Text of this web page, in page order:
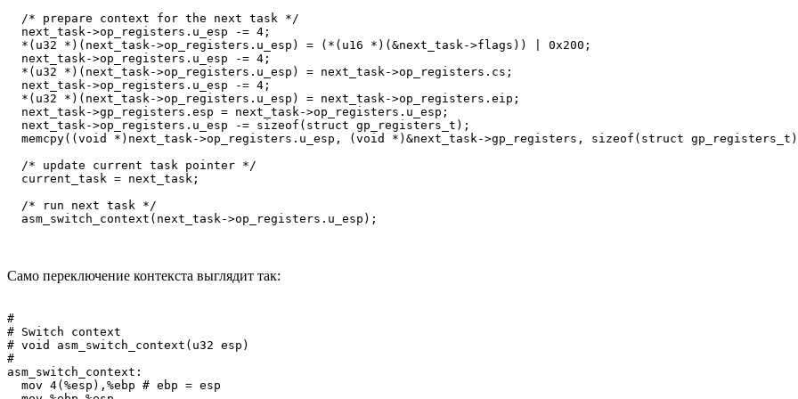
  /* prepare context for the next task */
  next_task->op_registers.u_esp -= 4;
  *(u32 *)(next_task->op_registers.u_esp) = (*(u16 *)(&next_task->flags)) | 0x200;
  next_task->op_registers.u_esp -= 4;
  *(u32 *)(next_task->op_registers.u_esp) = next_task->op_registers.cs;
  next_task->op_registers.u_esp -= 4;
  *(u32 *)(next_task->op_registers.u_esp) = next_task->op_registers.eip;
  next_task->gp_registers.esp = next_task->op_registers.u_esp;
  next_task->op_registers.u_esp -= sizeof(struct gp_registers_t);
memcpy((void *)next_task->op_registers.u_esp, (void *)&next_task->gp_registers, sizeof(struct
  /* update current task pointer */
  current_task = next_task;
  /* run next task */
Само переключение контекста выглядит так:
#
# Switch context
# void asm_switch_context(u32 esp)
#
asm_switch_context:
  mov 4(%esp),%ebp # ebp = esp